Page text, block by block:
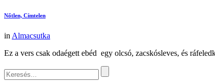
Nőtlen, Címtelen
in Almacsutka
Ez a vers csak odaégett ebéd egy olcsó, zacskósleves, és